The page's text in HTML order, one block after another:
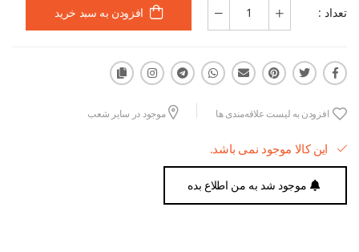
تعداد : افزودن به سبد خرید
افزودن به لیست علاقه‌مندی ها موجود در سایر شعب
این کالا موجود نمی باشد.
موجود شد به من اطلاع بده